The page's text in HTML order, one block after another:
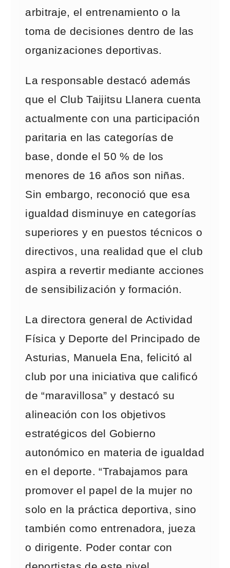
arbitraje, el entrenamiento o la
toma de decisiones dentro de las
organizaciones deportivas.
La responsable destacó además
que el Club Taijitsu Llanera cuenta
actualmente con una participación
paritaria en las categorías de
base, donde el 50 % de los
menores de 16 años son niñas.
Sin embargo, reconoció que esa
igualdad disminuye en categorías
superiores y en puestos técnicos o
directivos, una realidad que el club
aspira a revertir mediante acciones
de sensibilización y formación.
La directora general de Actividad
Física y Deporte del Principado de
Asturias, Manuela Ena, felicitó al
club por una iniciativa que calificó
de “maravillosa” y destacó su
alineación con los objetivos
estratégicos del Gobierno
autonómico en materia de igualdad
en el deporte. “Trabajamos para
promover el papel de la mujer no
solo en la práctica deportiva, sino
también como entrenadora, jueza
o dirigente. Poder contar con